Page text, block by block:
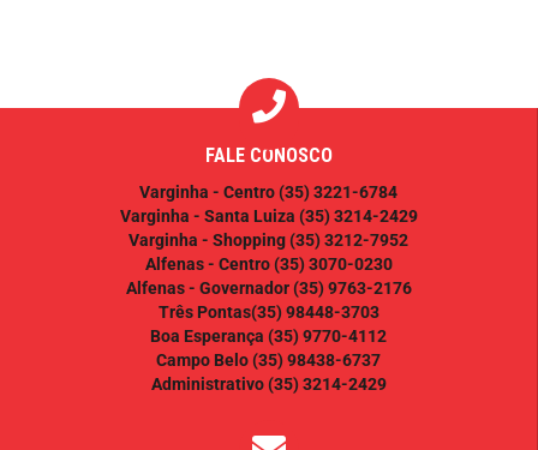
FALE CONOSCO
Varginha - Centro(35) 3221-6784
Varginha - Santa Luiza (35) 3214-2429
Varginha - Shopping(35) 3212-7952
Alfenas - Centro(35) 3070-0230
Alfenas - Governador(35) 9763-2176
Três Pontas(35) 98448-3703
Boa Esperança (35) 9770-4112
Campo Belo(35) 98438-6737
Administrativo(35) 3214-2429